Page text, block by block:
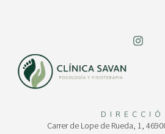
Carrer de Lope de Rueda, 1,